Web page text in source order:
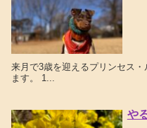
来月で3歳を迎えるプリンセス
ます。 1...
や